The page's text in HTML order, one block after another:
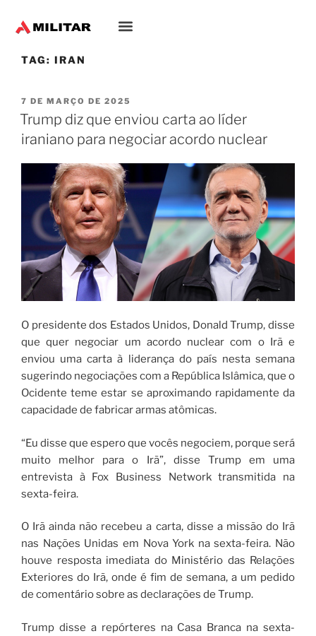
TAG: IRAN
7 DE MARÇO DE 2025
Trump diz que enviou carta ao líder
iraniano para negociar acordo nuclear
O presidente dos Estados Unidos, Donald Trump, disse
que quer negociar um acordo nuclear com o Irã e
enviou uma carta à liderança do país nesta semana
sugerindo negociações com a República Islâmica, que o
Ocidente teme estar se aproximando rapidamente da
capacidade de fabricar armas atômicas.
“Eu disse que espero que vocês negociem, porque será
muito melhor para o Irã”, disse Trump em uma
entrevista à Fox Business Network transmitida na
sexta-feira.
O Irã ainda não recebeu a carta, disse a missão do Irã
nas Nações Unidas em Nova York na sexta-feira. Não
houve resposta imediata do Ministério das Relações
Exteriores do Irã, onde é fim de semana, a um pedido
de comentário sobre as declarações de Trump.
Trump disse a repórteres na Casa Branca na sexta-